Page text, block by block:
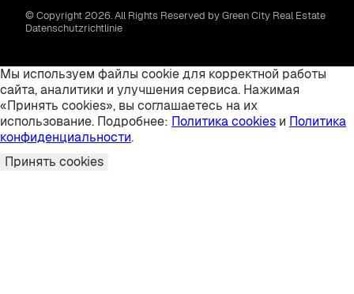
© Copyright 2026. All Rights Reserved by Green City Real Estate
Datenschutzrichtlinie
Мы используем файлы cookie для корректной работы
сайта, аналитики и улучшения сервиса. Нажимая
«Принять cookies», вы соглашаетесь на их
использование. Подробнее: Политика cookies и Политика
конфиденциальности.
Принять cookies